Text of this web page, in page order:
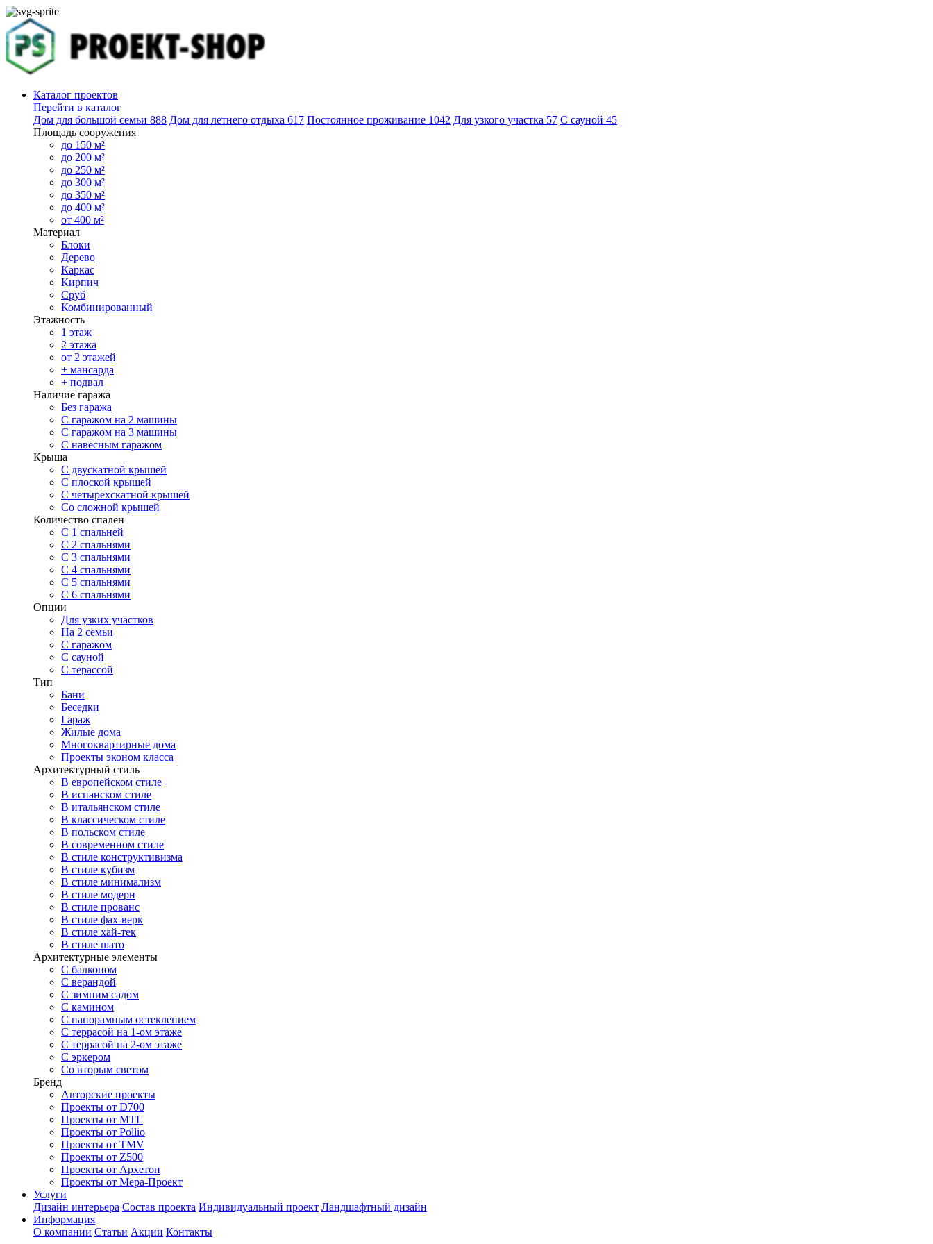
Каталог проектов
Перейти в каталог
Дом для большой семьи 888 Дом для летнего отдыха 617 Постоянное проживание 1042 Для узкого участка 57 С сауной 45
Площадь сооружения
до 150 м²
до 200 м²
до 250 м²
до 300 м²
до 350 м²
до 400 м²
от 400 м²
Материал
Блоки
Дерево
Каркас
Кирпич
Сруб
Комбинированный
Этажность
1 этаж
2 этажа
от 2 этажей
+ мансарда
+ подвал
Наличие гаража
Без гаража
С гаражом на 2 машины
С гаражом на 3 машины
С навесным гаражом
Крыша
С двускатной крышей
С плоской крышей
С четырехскатной крышей
Со сложной крышей
Количество спален
С 1 спальней
С 2 спальнями
С 3 спальнями
С 4 спальнями
С 5 спальнями
С 6 спальнями
Опции
Для узких участков
На 2 семьи
С гаражом
С сауной
С терассой
Тип
Бани
Беседки
Гараж
Жилые дома
Многоквартирные дома
Проекты эконом класса
Архитектурный стиль
В европейском стиле
В испанском стиле
В итальянском стиле
В классическом стиле
В польском стиле
В современном стиле
В стиле конструктивизма
В стиле кубизм
В стиле минимализм
В стиле модерн
В стиле прованс
В стиле фах-верк
В стиле хай-тек
В стиле шато
Архитектурные элементы
С балконом
С верандой
С зимним садом
С камином
С панорамным остеклением
С террасой на 1-ом этаже
С террасой на 2-ом этаже
С эркером
Со вторым светом
Бренд
Авторские проекты
Проекты от D700
Проекты от MTL
Проекты от Pollio
Проекты от TMV
Проекты от Z500
Проекты от Архетон
Проекты от Мера-Проект
Услуги
Дизайн интерьера Состав проекта Индивидуальный проект Ландшафтный дизайн
Информация
О компании Статьи Акции Контакты